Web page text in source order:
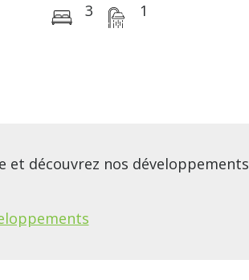
3 1
et découvrez nos développements